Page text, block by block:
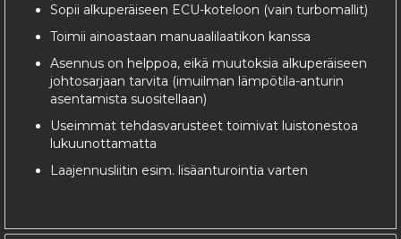
Sopii alkuperäiseen ECU-koteloon (vain turbomallit)
Toimii ainoastaan manuaalilaatikon kanssa
Asennus on helppoa, eikä muutoksia alkuperäiseen
johtosarjaan tarvita (imuilman lämpötila-anturin
asentamista suositellaan)
Useimmat tehdasvarusteet toimivat luistonestoa
lukuunottamatta
Laajennusliitin esim. lisäanturointia varten